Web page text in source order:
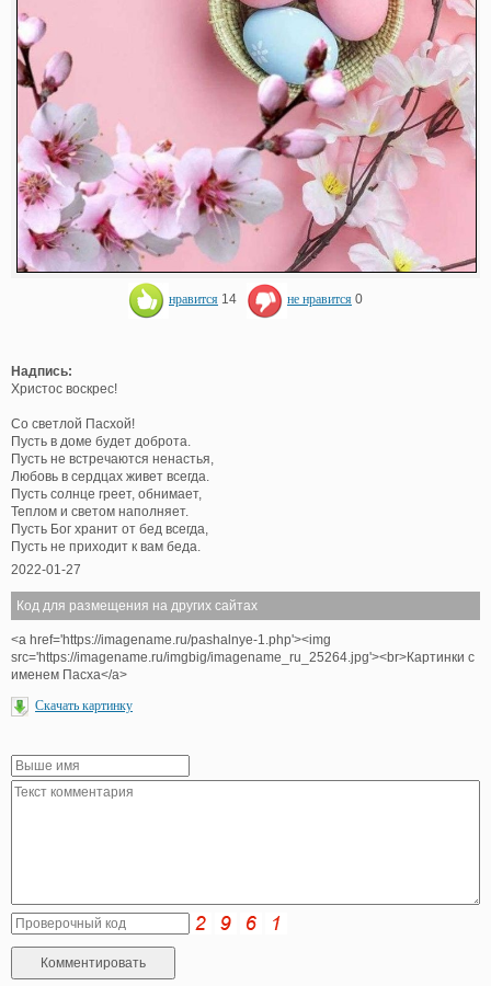
нравится 14 не нравится 0
Надпись:
Христос воскрес!
Со светлой Пасхой!
Пусть в доме будет доброта.
Пусть не встречаются ненастья,
Любовь в сердцах живет всегда.
Пусть солнце греет, обнимает,
Теплом и светом наполняет.
Пусть Бог хранит от бед всегда,
Пусть не приходит к вам беда.
2022-01-27
Код для размещения на других сайтах
<a href='https://imagename.ru/pashalnye-1.php'><img
src='https://imagename.ru/imgbig/imagename_ru_25264.jpg'><br>Картинки с
именем Пасха</a>
Скачать картинку